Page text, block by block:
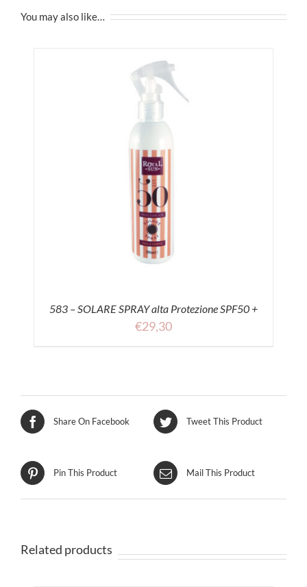
You may also like…
583 – SOLARE SPRAY alta Protezione SPF50 +
€29,30
Share On Facebook Tweet This Product
Pin This Product Mail This Product
Related products